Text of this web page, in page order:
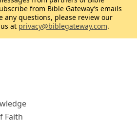
Faith
from Bible Gateway’s emails
any questions, please review our
at privacy@biblegateway.com.